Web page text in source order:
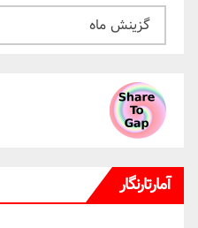
بایگانی
ماهانه
آمارتارنگار